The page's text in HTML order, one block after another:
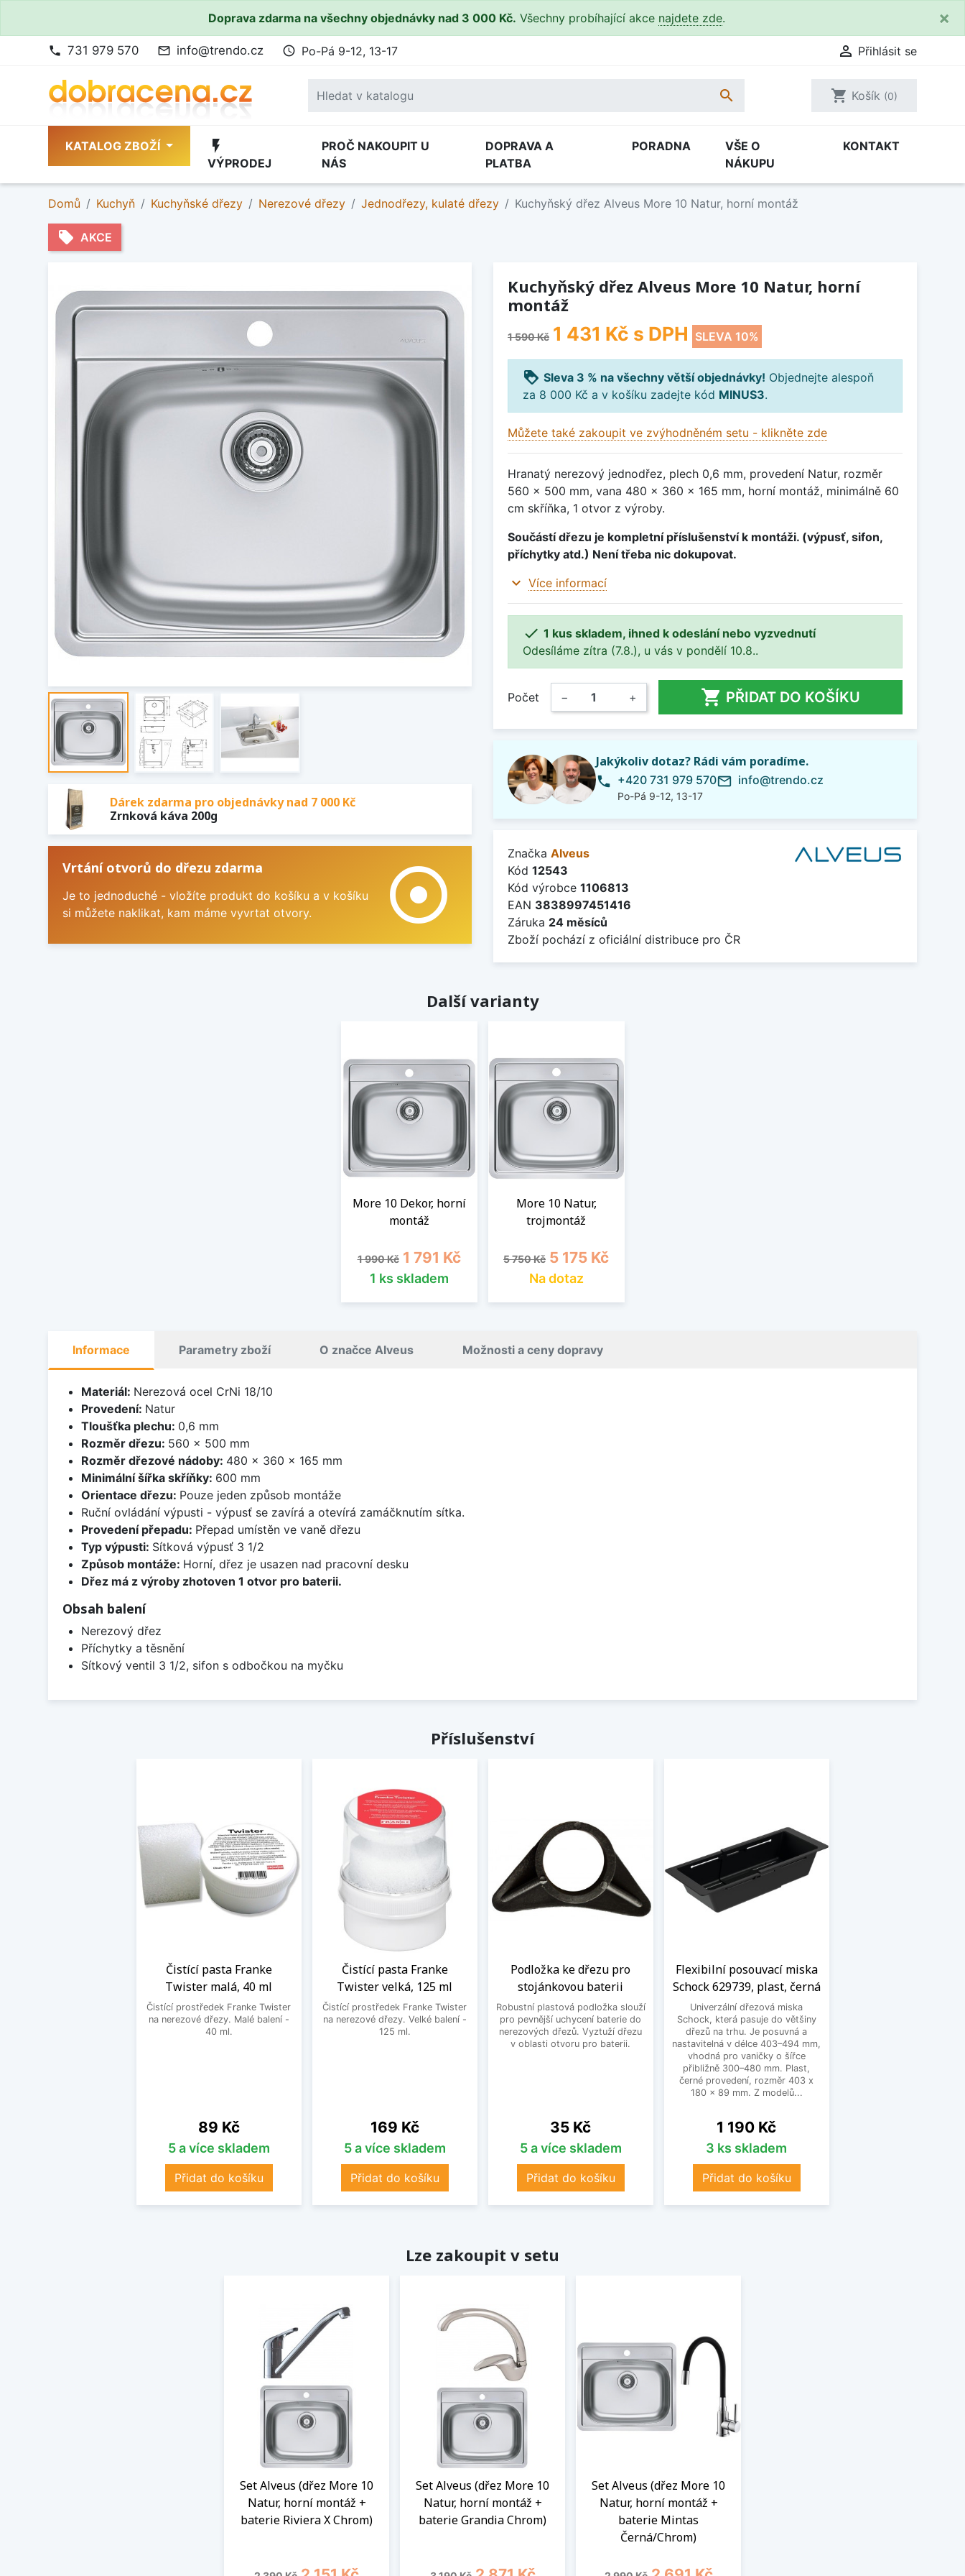
Doprava zdarma na všechny objednávky nad 3 000 Kč. Všechny probíhající akce najdete zde. ×
phone 731 979 570 mail_outline info@trendo.cz access_time Po-Pá 9-12, 13-17  Přihlásit se
 shopping_cart Košík (0)
KATALOG ZBOŽÍ flash_on
VÝPRODEJ
PROČ NAKOUPIT U
NÁS
DOPRAVA A
PLATBA
PORADNA
VŠE O
NÁKUPU
KONTAKT
Domů Kuchyň Kuchyňské dřezy Nerezové dřezy Jednodřezy, kulaté dřezy Kuchyňský dřez Alveus More 10 Natur, horní montáž
local_offer AKCE
Dárek zdarma pro objednávky nad 7 000 Kč
Zrnková káva 200g
Vrtání otvorů do dřezu zdarma
Je to jednoduché - vložíte produkt do košíku a v košíku
si můžete naklikat, kam máme vyvrtat otvory.
adjust
Kuchyňský dřez Alveus More 10 Natur, horní
montáž
1 590 Kč 1 431 Kč s DPH SLEVA 10%
loyalty Sleva 3 % na všechny větší objednávky! Objednejte alespoň
za 8 000 Kč a v košíku zadejte kód MINUS3.
Můžete také zakoupit ve zvýhodněném setu - klikněte zde
Hranatý nerezový jednodřez, plech 0,6 mm, provedení Natur, rozměr
560 x 500 mm, vana 480 x 360 x 165 mm, horní montáž, minimálně 60
cm skříňka, 1 otvor z výroby.
Součástí dřezu je kompletní příslušenství k montáži. (výpusť, sifon,
příchytky atd.) Není třeba nic dokupovat.
expand_more Více informací
 1 kus skladem, ihned k odeslání nebo vyzvednutí
Odesíláme zítra (7.8.), u vás v pondělí 10.8..
Počet − +  PŘIDAT DO KOŠÍKU
Jakýkoliv dotaz? Rádi vám poradíme.
phone +420 731 979 570
Po-Pá 9-12, 13-17
mail_outline info@trendo.cz
Značka Alveus
Kód 12543
Kód výrobce 1106813
EAN 3838997451416
Záruka 24 měsíců
Zboží pochází z oficiální distribuce pro ČR
Další varianty
More 10 Dekor, horní
montáž
Běžná cena
1 990 Kč Cena
1 791 Kč
1 ks skladem
More 10 Natur,
trojmontáž
Běžná cena
5 750 Kč Cena
5 175 Kč
Na dotaz
Informace Parametry zboží O značce Alveus Možnosti a ceny dopravy
Materiál: Nerezová ocel CrNi 18/10
Provedení: Natur
Tloušťka plechu: 0,6 mm
Rozměr dřezu: 560 x 500 mm
Rozměr dřezové nádoby: 480 x 360 x 165 mm
Minimální šířka skříňky: 600 mm
Orientace dřezu: Pouze jeden způsob montáže
Ruční ovládání výpusti - výpusť se zavírá a otevírá zamáčknutím sítka.
Provedení přepadu: Přepad umístěn ve vaně dřezu
Typ výpusti: Sítková výpusť 3 1/2
Způsob montáže: Horní, dřez je usazen nad pracovní desku
Dřez má z výroby zhotoven 1 otvor pro baterii.
Obsah balení
Nerezový dřez
Příchytky a těsnění
Sítkový ventil 3 1/2, sifon s odbočkou na myčku
Příslušenství
Čistící pasta Franke
Twister malá, 40 ml
Čistící prostředek Franke Twister
na nerezové dřezy. Malé balení -
40 ml.
Cena
89 Kč
5 a více skladem
Přidat do košíku
Čistící pasta Franke
Twister velká, 125 ml
Čistící prostředek Franke Twister
na nerezové dřezy. Velké balení -
125 ml.
Cena
169 Kč
5 a více skladem
Přidat do košíku
Podložka ke dřezu pro
stojánkovou baterii
Robustní plastová podložka slouží
pro pevnější uchycení baterie do
nerezových dřezů. Vyztuží dřezu
v oblasti otvoru pro baterii.
Cena
35 Kč
5 a více skladem
Přidat do košíku
Flexibilní posouvací miska
Schock 629739, plast, černá
Univerzální dřezová miska
Schock, která pasuje do většiny
dřezů na trhu. Je posuvná a
nastavitelná v délce 403–494 mm,
vhodná pro vaničky o šířce
přibližně 300–480 mm. Plast,
černé provedení, rozměr 403 x
180 x 89 mm. Z modelů...
Cena
1 190 Kč
3 ks skladem
Přidat do košíku
Lze zakoupit v setu
Set Alveus (dřez More 10
Natur, horní montáž +
baterie Riviera X Chrom)
Běžná cenaCena
Set Alveus (dřez More 10
Natur, horní montáž +
baterie Grandia Chrom)
Běžná cena
Cena
Set Alveus (dřez More 10
Natur, horní montáž +
baterie Mintas
Černá/Chrom)
Běžná cenaCena